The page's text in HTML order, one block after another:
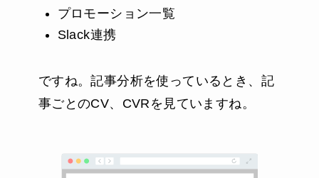
プロモーション一覧
Slack連携
ですね。記事分析を使っているとき、記
事ごとのCV、CVRを見ていますね。